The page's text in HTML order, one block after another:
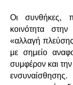
Οι συνθήκες,
κοινότητα
«αλλαγή
με σημείο
συμφέρον και